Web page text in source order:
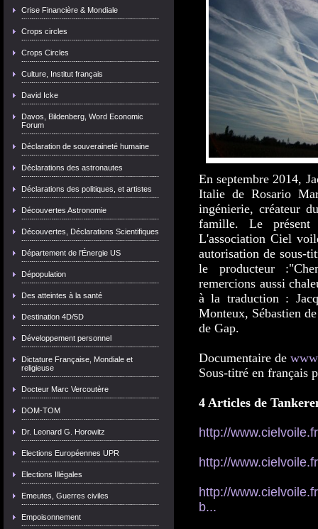
Crise Financière & Mondiale
Crops circles
Crops Circles
Culture, Institut français
David Icke
Davos, Bildenberg, Word Economic
Forum
Déclaration de souveraineté humaine
Déclarations des astronautes
Déclarations des politiques, et artistes
Découvertes Astronomie
Découvertes, Déclarations Scientifiques
Département de l'Énergie US
Dépopulation
Des atteintes à la santé
Destination 4D/5D
Développement personnel
Dictature Française, Mondiale et
religieuse
Docteur Marc Vercoutère
DOM-TOM
Dr. Leonard G. Horowitz
Elections Européennes UPR
Elections Illégales
Emeutes, Guerres civiles
Empoisonnement
En septembre 2014,
Italie de Rosario
ingénierie, créateur
famille. Le
L'association Ciel
autorisation de sous-
le producteur
remercions aussi
à la traduction :
Monteux, Sébastien
de Gap.
Documentaire de
Sous-titré en français
4 Articles de
http://
http://
http://
b...